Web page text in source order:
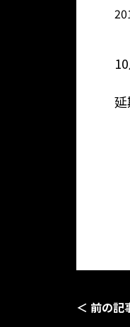
＜ 前の記